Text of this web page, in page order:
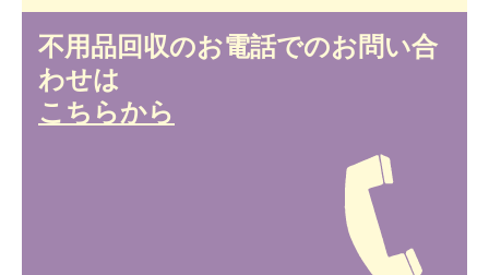
不用品回収のお電話でのお問い合
わせは
こちらから